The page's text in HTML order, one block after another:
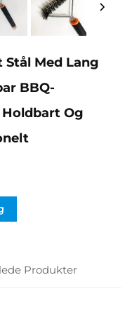
Med Lang
BBQ-
Og
Produkter